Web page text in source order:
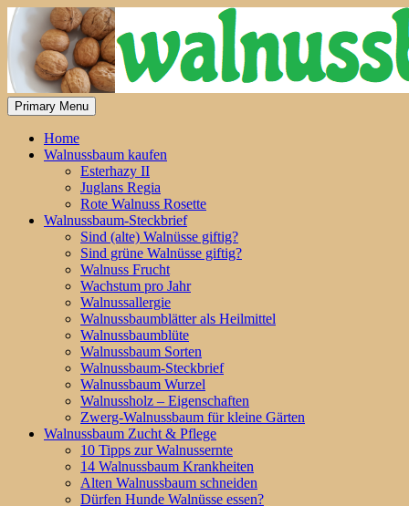
Skip
to
content
Primary Menu
Home
Walnussbaum kaufen
Esterhazy II
Juglans Regia
Rote Walnuss Rosette
Walnussbaum-Steckbrief
Sind (alte) Walnüsse giftig?
Sind grüne Walnüsse giftig?
Walnuss Frucht
Wachstum pro Jahr
Walnussallergie
Walnussbaumblätter als Heilmittel
Walnussbaumblüte
Walnussbaum Sorten
Walnussbaum-Steckbrief
Walnussbaum Wurzel
Walnussholz – Eigenschaften
Zwerg-Walnussbaum für kleine Gärten
Walnussbaum Zucht & Pflege
10 Tipps zur Walnussernte
14 Walnussbaum Krankheiten
Alten Walnussbaum schneiden
Dürfen Hunde Walnüsse essen?